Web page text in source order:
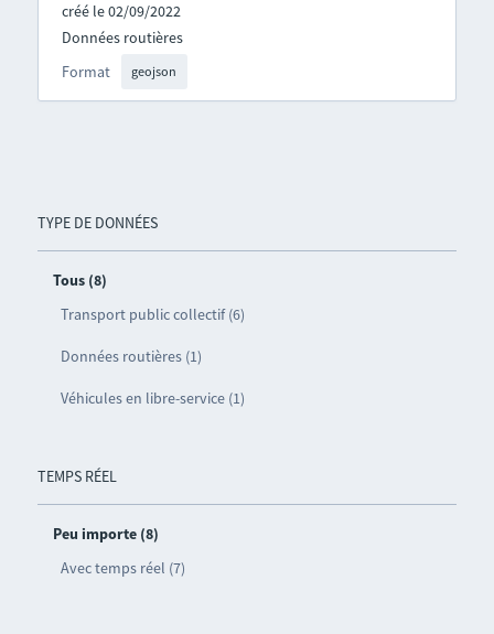
TYPE DE DONNÉES
Tous (8)
Transport public collectif (6)
Données routières (1)
Véhicules en libre-service (1)
TEMPS RÉEL
Peu importe (8)
Avec temps réel (7)
créé le 02/09/2022
Format geojson
Données routières